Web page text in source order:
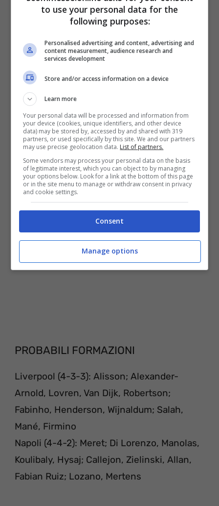
Nel dettaglio la gara sarà trasmessa da Sky
Sport Uno e Sky Sport Football, e solo
coloro che saranno dotati di un
abbonamento regolare alla tv satellitare
potranno seguirla. Il match sarà visionabile
anche in diretta tv streaming attraverso
l’applicazione Sky Go, prevista in versione
Android e iOS, e che permetterà la fruizione
della partita via smartphone, tablet o
personal computer. Infine vi ricordiamo
Now Tv, altra piattaforma streaming di casa
Sky, che necessita di un abbonamento.
PROBABILI FORMAZIONI
Liverpool (4-3-3): Alisson; Alexander-
Arnold, Lovren, Van Dijk, Robertson;
Fabinho, Henderson, Wijnaldum; Salah,
Mané, Firmino
Napoli (4-4-2): Meret; Di Lorenzo, Manolas,
Koulibaly, Hysaj; Callejon, Zielinski, Allan,
Fabian Ruiz; Lozano, Mertens
to use your personal data for the
following purposes:
Personalised advertising and content, advertising and
content measurement, audience research and
services development
Store and/or access information on a device
Learn more
Your personal data will be processed and information from
your device (cookies, unique identifiers, and other device
data) may be stored by, accessed by and shared with 319
partners, or used specifically by this site. We and our partners
may use precise geolocation data. List of partners.
Some vendors may process your personal data on the basis
of legitimate interest, which you can object to by managing
your options below. Look for a link at the bottom of this page
or in the site menu to manage or withdraw consent in privacy
and cookie settings.
Consent
Manage options